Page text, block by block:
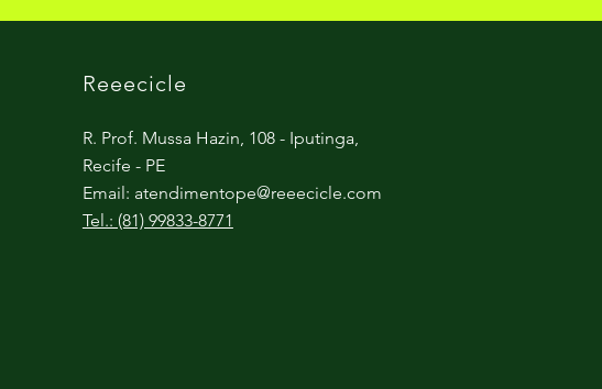
Reeecicle
R. Prof. Mussa Hazin, 108 - Iputinga,
Recife - PE
Email: atendimentope@reeecicle.com
Tel.: (81) 99833-8771